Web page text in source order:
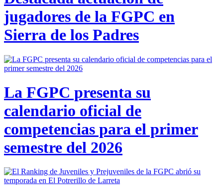
jugadores de la FGPC en
Sierra de los Padres
La FGPC presenta su
calendario oficial de
competencias para el primer
semestre del 2026